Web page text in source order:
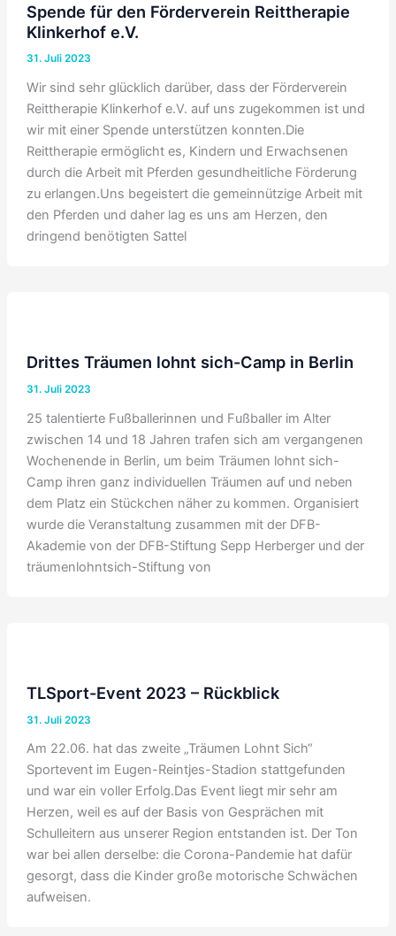
Spende für den Förderverein Reittherapie
Klinkerhof e.V.
31. Juli 2023
Wir sind sehr glücklich darüber, dass der Förderverein
Reittherapie Klinkerhof e.V. auf uns zugekommen ist und
wir mit einer Spende unterstützen konnten.Die
Reittherapie ermöglicht es, Kindern und Erwachsenen
durch die Arbeit mit Pferden gesundheitliche Förderung
zu erlangen.Uns begeistert die gemeinnützige Arbeit mit
den Pferden und daher lag es uns am Herzen, den
dringend benötigten Sattel
Drittes Träumen lohnt sich-Camp in Berlin
31. Juli 2023
25 talentierte Fußballerinnen und Fußballer im Alter
zwischen 14 und 18 Jahren trafen sich am vergangenen
Wochenende in Berlin, um beim Träumen lohnt sich-
Camp ihren ganz individuellen Träumen auf und neben
dem Platz ein Stückchen näher zu kommen. Organisiert
wurde die Veranstaltung zusammen mit der DFB-
Akademie von der DFB-Stiftung Sepp Herberger und der
träumenlohntsich-Stiftung von
TLSport-Event 2023 – Rückblick
31. Juli 2023
Am 22.06. hat das zweite „Träumen Lohnt Sich“
Sportevent im Eugen-Reintjes-Stadion stattgefunden
und war ein voller Erfolg.Das Event liegt mir sehr am
Herzen, weil es auf der Basis von Gesprächen mit
Schulleitern aus unserer Region entstanden ist. Der Ton
war bei allen derselbe: die Corona-Pandemie hat dafür
gesorgt, dass die Kinder große motorische Schwächen
aufweisen.